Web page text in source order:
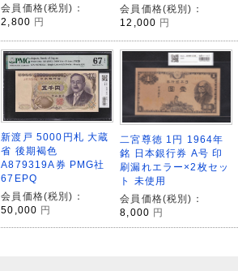
会員価格(税別)：
2,800 円
会員価格(税別)：
12,000 円
新渡戸 5000円札 大蔵
省 後期褐色
A879319A券 PMG社
67EPQ
会員価格(税別)：
50,000 円
二宮尊徳 1円 1964年
銘 日本銀行券 A号 印
刷漏れエラー×2枚セッ
ト 未使用
会員価格(税別)：
8,000 円